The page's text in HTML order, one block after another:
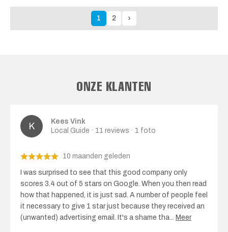
1 2
ONZE KLANTEN
Kees Vink
Local Guide · 11 reviews · 1 foto
10 maanden geleden
I was surprised to see that this good company only
scores 3.4 out of 5 stars on Google. When you then read
how that happened, it is just sad. A number of people feel
it necessary to give 1 star just because they received an
(unwanted) advertising email. It's a shame tha... Meer